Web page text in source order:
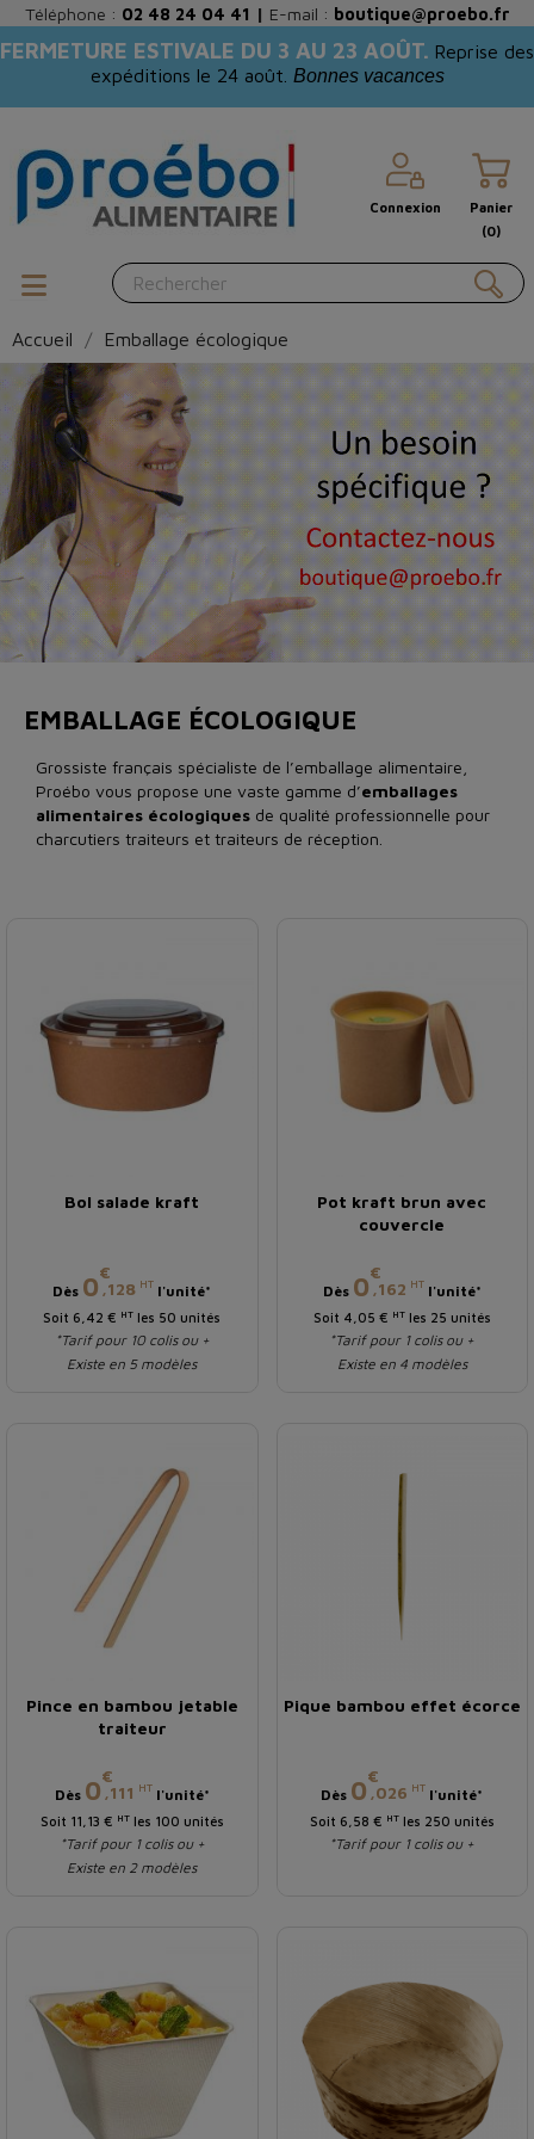
Téléphone : 02 48 24 04 41 | E-mail : boutique@proebo.fr
FERMETURE ESTIVALE DU 3 AU 23 AOÛT. Reprise des
expéditions le 24 août. Bonnes vacances
Connexion
Panier
(0)
Accueil Emballage écologique
EMBALLAGE ÉCOLOGIQUE
Grossiste français spécialiste de l’emballage alimentaire,
Proébo vous propose une vaste gamme d’emballages
alimentaires écologiques de qualité professionnelle pour
charcutiers traiteurs et traiteurs de réception.
Bol salade kraft
Prix
Dès 0€
,128 HT l'unité*
Soit 6,42 € HT les 50 unités
*Tarif pour 10 colis ou +
Existe en 5 modèles
Pot kraft brun avec
couvercle
Prix
Dès 0€
,162 HT l'unité*
Soit 4,05 € HTles 25 unités
*Tarif pour 1 colis ou +
Existe en 4 modèles
Pince en bambou jetable
traiteur
Prix
Dès 0€
,111 HT l'unité*
Soit 11,13 € HTles 100 unités
*Tarif pour 1 colis ou +
Existe en 2 modèles
Pique bambou effet écorce
Prix
Dès 0€
,026 HT l'unité*
Soit 6,58 € HTles 250 unités
*Tarif pour 1 colis ou +